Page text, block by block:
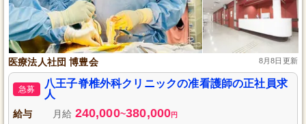
医療法人社団 博豊会 8月8日更新
急募
八王子脊椎外科クリニックの准看護師の正社員求
人
給与 月給 240,000~380,000円